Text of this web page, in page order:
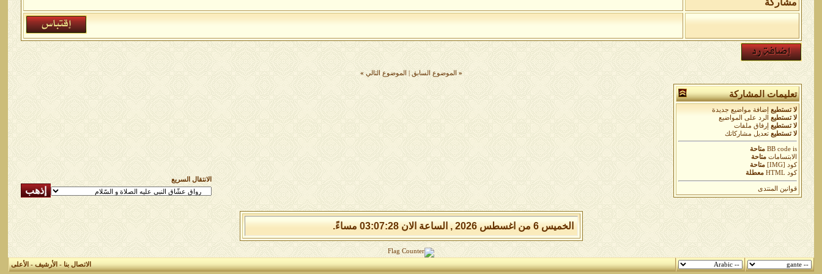
مشاركة
« الموضوع السابق الموضوع التالي »
تعليمات المشاركة
لا تستطيع
إضافة مواضيع جديدة
لا تستطيع
الرد على المواضيع
لا تستطيع
إرفاق ملفات
لا تستطيع تعديل مشاركاتك
BB codeis
متاحة
الابتسامات متاحة
كود [IMG]
متاحة
كود HTML
معطلة
قوانين المنتدى
الانتقال السريع
الخميس 6 من اغسطس 2026 , الساعة الان 03:07:28 مساءً.
الاتصال بنا-الأرشيف-الأعلى